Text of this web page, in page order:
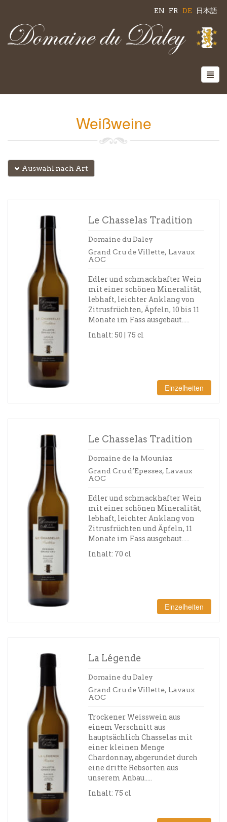
EN FR DE 日本語
Weißweine
Auswahl nach Art
Le Chasselas Tradition
Domaine du Daley
Grand Cru de Villette, Lavaux
AOC
Edler und schmackhafter Wein
mit einer schönen Mineralität,
lebhaft, leichter Anklang von
Zitrusfrüchten, Äpfeln, 10 bis 11
Monate im Fass ausgebaut…..
Inhalt: 50 | 75 cl
Einzelheiten
Le Chasselas Tradition
Domaine de la Mouniaz
Grand Cru d’Epesses, Lavaux
AOC
Edler und schmackhafter Wein
mit einer schönen Mineralität,
lebhaft, leichter Anklang von
Zitrusfrüchten und Äpfeln, 11
Monate im Fass ausgebaut…..
Inhalt: 70 cl
Einzelheiten
La Légende
Domaine du Daley
Grand Cru de Villette, Lavaux
AOC
Trockener Weisswein aus
einem Verschnitt aus
hauptsächlich Chasselas mit
einer kleinen Menge
Chardonnay, abgerundet durch
eine dritte Rebsorten aus
unserem Anbau…..
Inhalt: 75 cl